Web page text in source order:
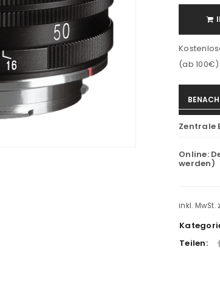
(ab 100€)
Zentrale
Online:
werden)
inkl. MwSt.
Teilen: